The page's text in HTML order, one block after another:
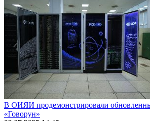
В ОИЯИ продемонстрировали
«Говорун»